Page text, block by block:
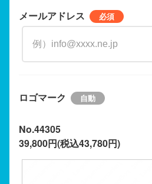
メールアドレス
ロゴマーク
No.44305
39,800円(税込43,780円)